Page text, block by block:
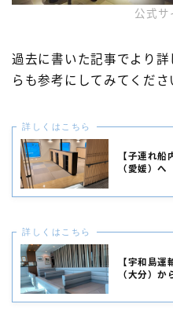
公式サ
過去に書いた記事でより
らも参考にしてみてくださ
詳しくはこちら
【子連れ
（愛媛）へ
詳しくはこちら
【宇和島
（大分）か